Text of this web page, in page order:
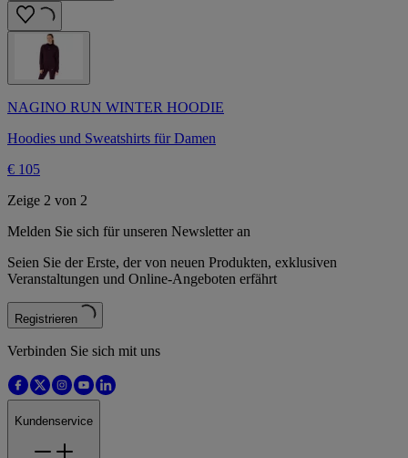
NAGINO RUN WINTER HOODIE
Hoodies und Sweatshirts für Damen
€ 105
Zeige 2 von 2
Melden Sie sich für unseren Newsletter an
Seien Sie der Erste, der von neuen Produkten, exklusiven
Veranstaltungen und Online-Angeboten erfährt
Registrieren
Verbinden Sie sich mit uns
Kundenservice